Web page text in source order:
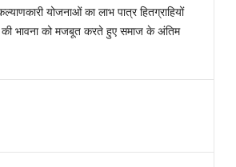
योजनाओं का लाभ पात्र हितग्राहियों
भावना को मजबूत करते हुए समाज के अंतिम